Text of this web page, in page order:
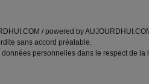
/ powered by
sans accord préalable.
personnelles dans le respect de